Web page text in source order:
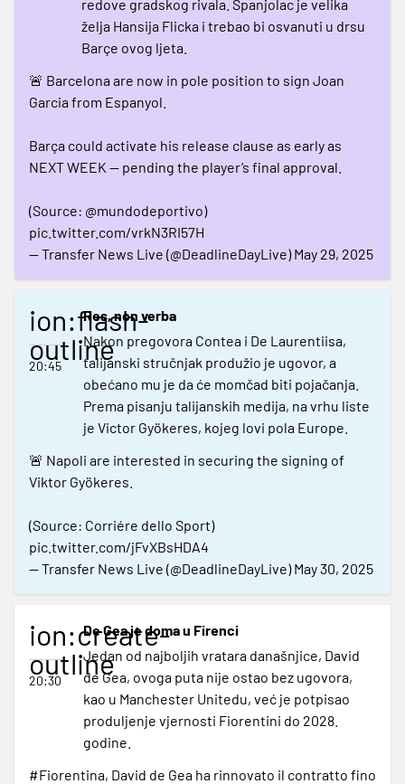
redove gradskog rivala. Španjolac je velika
želja Hansija Flicka i trebao bi osvanuti u drsu
Barçe ovog ljeta.
🚨 Barcelona are now in pole position to sign Joan
Garcia from Espanyol.
Barça could activate his release clause as early as
NEXT WEEK — pending the player’s final approval.
(Source: @mundodeportivo)
pic.twitter.com/vrkN3RI57H
— Transfer News Live (@DeadlineDayLive)May 29, 2025
ion:flash-
outline
20:45
Res, non verba
Nakon pregovora Contea i De Laurentiisa,
talijanski stručnjak produžio je ugovor, a
obećano mu je da će momčad biti pojačanja.
Prema pisanju talijanskih medija, na vrhu liste
je Victor Gyökeres, kojeg lovi pola Europe.
🚨 Napoli are interested in securing the signing of
Viktor Gyökeres.
(Source: Corriére dello Sport)
pic.twitter.com/jFvXBsHDA4
— Transfer News Live (@DeadlineDayLive)May 30, 2025
ion:create-
outline
20:30
De Gea je doma u Firenci
Jedan od najboljih vratara današnjice, David
de Gea, ovoga puta nije ostao bez ugovora,
kao u Manchester Unitedu, već je potpisao
produljenje vjernosti Fiorentini do 2028.
godine.
#Fiorentina, David de Gea ha rinnovato il contratto fino